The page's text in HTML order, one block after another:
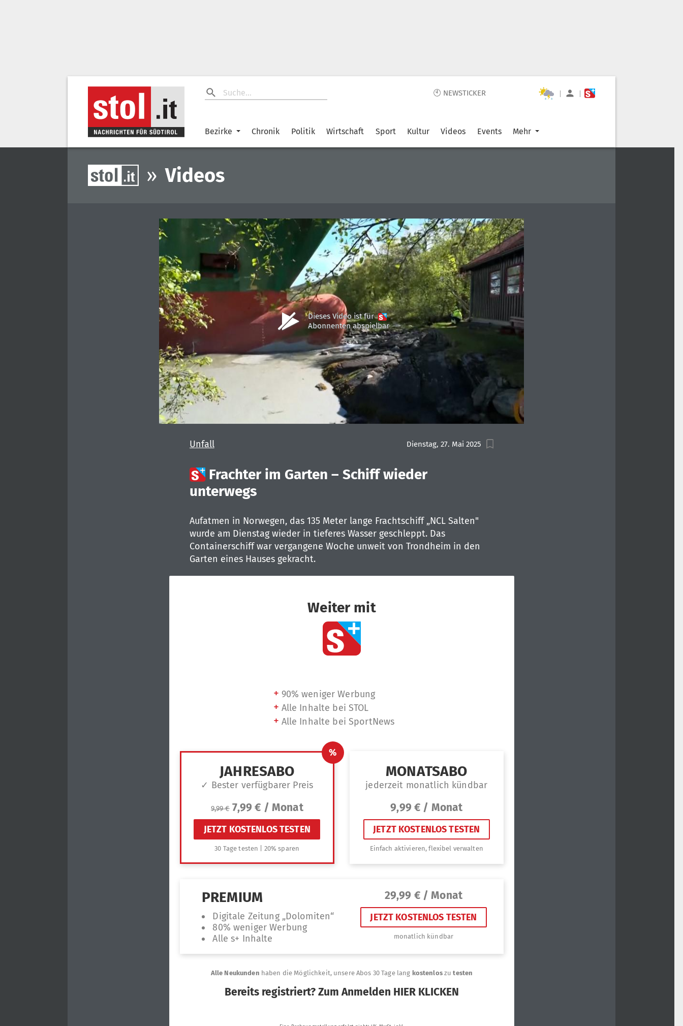
🕙 NEWSTICKER | |
Bezirke Chronik Politik Wirtschaft Sport Kultur Videos Events Mehr
» Videos
Dieses Video ist für
Abonnenten abspielbar
Unfall Dienstag, 27. Mai 2025
 Frachter im Garten – Schiff wieder
unterwegs
Aufatmen in Norwegen, das 135 Meter lange Frachtschiff „NCL Salten"
wurde am Dienstag wieder in tieferes Wasser geschleppt. Das
Containerschiff war vergangene Woche unweit von Trondheim in den
Garten eines Hauses gekracht.